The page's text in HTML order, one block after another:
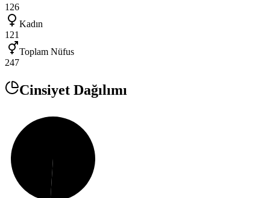
126
Kadın
121
Toplam Nüfus
247
Cinsiyet Dağılımı